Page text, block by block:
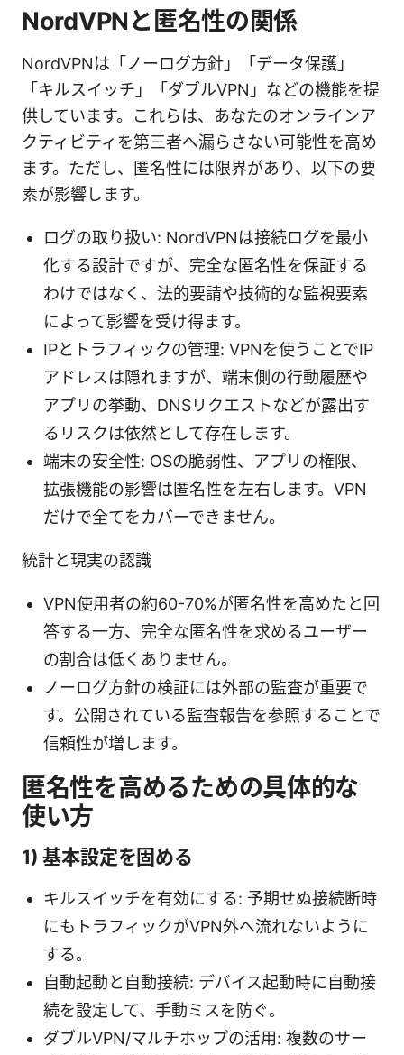
NordVPNと匿名性の関係
NordVPNは「ノーログ方針」「データ保護」
「キルスイッチ」「ダブルVPN」などの機能を提
供しています。これらは、あなたのオンラインア
クティビティを第三者へ漏らさない可能性を高め
ます。ただし、匿名性には限界があり、以下の要
素が影響します。
ログの取り扱い: NordVPNは接続ログを最小
化する設計ですが、完全な匿名性を保証する
わけではなく、法的要請や技術的な監視要素
によって影響を受け得ます。
IPとトラフィックの管理: VPNを使うことでIP
アドレスは隠れますが、端末側の行動履歴や
アプリの挙動、DNSリクエストなどが露出す
るリスクは依然として存在します。
端末の安全性: OSの脆弱性、アプリの権限、
拡張機能の影響は匿名性を左右します。VPN
だけで全てをカバーできません。
統計と現実の認識
VPN使用者の約60-70%が匿名性を高めたと回
答する一方、完全な匿名性を求めるユーザー
の割合は低くありません。
ノーログ方針の検証には外部の監査が重要で
す。公開されている監査報告を参照することで
信頼性が増します。
匿名性を高めるための具体的な
使い方
1) 基本設定を固める
キルスイッチを有効にする: 予期せぬ接続断時
にもトラフィックがVPN外へ流れないように
する。
自動起動と自動接続: デバイス起動時に自動接
続を設定して、手動ミスを防ぐ。
ダブルVPN/マルチホップの活用: 複数のサー